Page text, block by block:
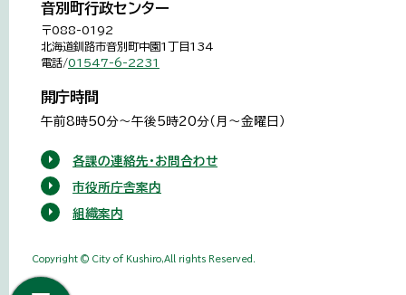
音別町行政センター
〒088-0192
北海道釧路市音別町中園1丁目134
電話/01547-6-2231
開庁時間
午前8時50分～午後5時20分（月～金曜日）
各課の連絡先・お問合わせ
市役所庁舎案内
組織案内
Copyright © City of Kushiro,All rights Reserved.